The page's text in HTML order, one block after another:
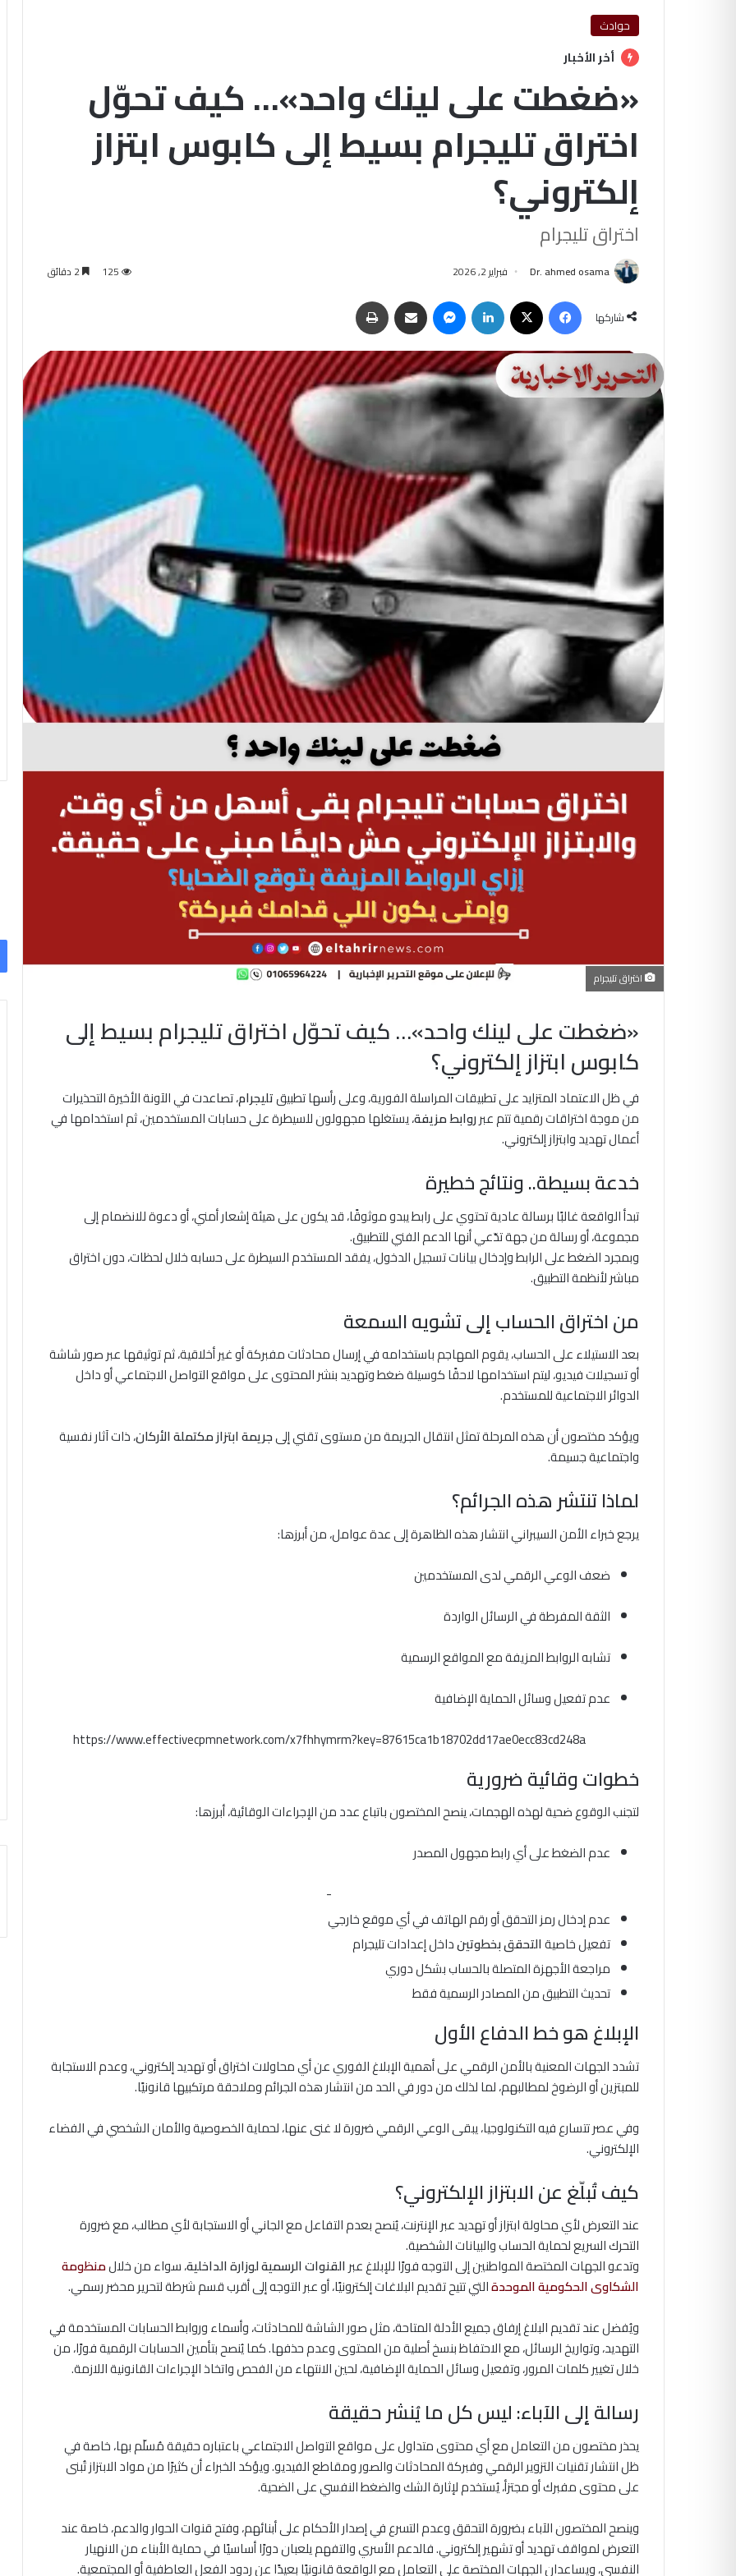
حوادث
أخر الأخبار
«ضغطت على لينك واحد»… كيف تحوّل
اختراق تليجرام بسيط إلى كابوس ابتزاز
إلكتروني؟
اختراق تليجرام
Dr. ahmed osama فبراير 2, 2026 125
شاركها
اختراق تليجرام
«ضغطت على لينك واحد»… كيف تحوّل اختراق تليجرام بسيط إلى
كابوس ابتزاز إلكتروني؟
في ظل الاعتماد المتزايد على تطبيقات المراسلة الفورية، وعلى رأسها تطبيقتليجرام، تصاعدت في الآونة الأخيرة التحذيرات
من موجة اختراقات رقمية تتم عبرروابط مزيفة، يستغلها مجهولون للسيطرة على حسابات المستخدمين، ثم استخدامها في
أعمال تهديد وابتزاز إلكتروني.
خدعة بسيطة.. ونتائج خطيرة
تبدأ الواقعة غالبًا برسالة عادية تحتوي على رابط يبدو موثوقًا، قد يكون على هيئة إشعار أمني، أو دعوة للانضمام إلى
مجموعة، أو رسالة من جهة تدّعي أنها الدعم الفني للتطبيق.
وبمجرد الضغط على الرابط وإدخال بيانات تسجيل الدخول، يفقد المستخدم السيطرة على حسابه خلال لحظات، دون اختراق
مباشر لأنظمة التطبيق.
من اختراق الحساب إلى تشويه السمعة
بعد الاستيلاء على الحساب، يقوم المهاجم باستخدامه في إرسال محادثات مفبركة أو غير أخلاقية، ثم توثيقها عبر صور شاشة
أو تسجيلات فيديو، ليتم استخدامها لاحقًا كوسيلة ضغط وتهديد بنشر المحتوى على مواقع التواصل الاجتماعي أو داخل
الدوائر الاجتماعية للمستخدم.
ويؤكد مختصون أن هذه المرحلة تمثل انتقال الجريمة من مستوى تقني إلىجريمة ابتزاز مكتملة الأركان، ذات آثار نفسية
واجتماعية جسيمة.
لماذا تنتشر هذه الجرائم؟
يرجع خبراء الأمن السيبراني انتشار هذه الظاهرة إلى عدة عوامل، من أبرزها:
ضعف الوعي الرقمي لدى المستخدمين
الثقة المفرطة في الرسائل الواردة
تشابه الروابط المزيفة مع المواقع الرسمية
عدم تفعيل وسائل الحماية الإضافية
https://www.effectivecpmnetwork.com/x7fhhymrm?key=87615ca1b18702dd17ae0ecc83cd248a
خطوات وقائية ضرورية
لتجنب الوقوع ضحية لهذه الهجمات، ينصح المختصون باتباع عدد من الإجراءات الوقائية، أبرزها:
عدم الضغط على أي رابط مجهول المصدر
-
عدم إدخال رمز التحقق أو رقم الهاتف في أي موقع خارجي
تفعيل خاصيةالتحقق بخطوتينداخل إعدادات تليجرام
مراجعة الأجهزة المتصلة بالحساب بشكل دوري
تحديث التطبيق من المصادر الرسمية فقط
الإبلاغ هو خط الدفاع الأول
تشدد الجهات المعنية بالأمن الرقمي على أهمية الإبلاغ الفوري عن أي محاولات اختراق أو تهديد إلكتروني، وعدم الاستجابة
للمبتزين أو الرضوخ لمطالبهم، لما لذلك من دور في الحد من انتشار هذه الجرائم وملاحقة مرتكبيها قانونيًا.
وفي عصر تتسارع فيه التكنولوجيا، يبقى الوعي الرقمي ضرورة لا غنى عنها، لحماية الخصوصية والأمان الشخصي في الفضاء
الإلكتروني.
كيف تُبلّغ عن الابتزاز الإلكتروني؟
عند التعرض لأي محاولة ابتزاز أو تهديد عبر الإنترنت، يُنصح بعدم التفاعل مع الجاني أو الاستجابة لأي مطالب، مع ضرورة
التحرك السريع لحماية الحساب والبيانات الشخصية.
وتدعو الجهات المختصة المواطنين إلى التوجه فورًا للإبلاغ عبرالقنوات الرسمية لوزارة الداخلية، سواء من خلالمنظومة
الشكاوى الحكومية الموحدةالتي تتيح تقديم البلاغات إلكترونيًا، أو عبر التوجه إلى أقرب قسم شرطة لتحرير محضر رسمي.
ويُفضل عند تقديم البلاغ إرفاق جميع الأدلة المتاحة، مثل صور الشاشة للمحادثات، وأسماء وروابط الحسابات المستخدمة في
التهديد، وتواريخ الرسائل، مع الاحتفاظ بنسخ أصلية من المحتوى وعدم حذفها. كما يُنصح بتأمين الحسابات الرقمية فورًا، من
خلال تغيير كلمات المرور، وتفعيل وسائل الحماية الإضافية، لحين الانتهاء من الفحص واتخاذ الإجراءات القانونية اللازمة.
رسالة إلى الآباء: ليس كل ما يُنشر حقيقة
يحذر مختصون من التعامل مع أي محتوى متداول على مواقع التواصل الاجتماعي باعتباره حقيقة مُسلّم بها، خاصة في
ظل انتشار تقنيات التزوير الرقمي وفبركة المحادثات والصور ومقاطع الفيديو. ويؤكد الخبراء أن كثيرًا من مواد الابتزاز تُبنى
على محتوى مفبرك أو مجتزأ، يُستخدم لإثارة الشك والضغط النفسي على الضحية.
وينصح المختصون الآباء بضرورة التحقق وعدم التسرع في إصدار الأحكام على أبنائهم، وفتح قنوات الحوار والدعم، خاصة عند
التعرض لمواقف تهديد أو تشهير إلكتروني. فالدعم الأسري والتفهم يلعبان دورًا أساسيًا في حماية الأبناء من الانهيار
النفسي، ويساعدان الجهات المختصة على التعامل مع الواقعة قانونيًا بعيدًا عن ردود الفعل العاطفية أو المجتمعية.